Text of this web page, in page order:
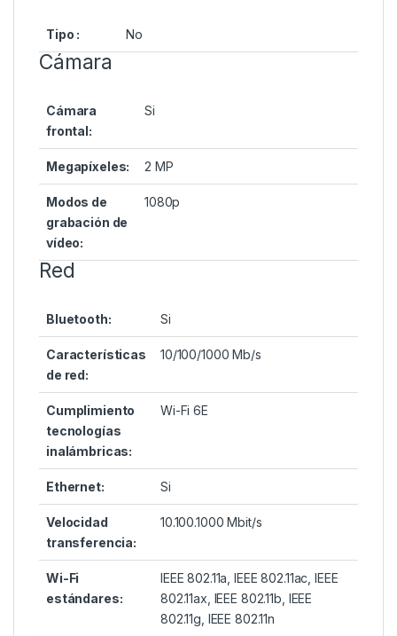
Tipo : No
Cámara
Cámara
frontal:
Si
Megapíxeles: 2 MP
Modos de
grabación de
vídeo:
1080p
Red
Bluetooth: Si
Características
de red:
10/100/1000 Mb/s
Cumplimiento
tecnologías
inalámbricas:
Wi-Fi 6E
Ethernet: Si
Velocidad
transferencia:
10.100.1000 Mbit/s
Wi-Fi
estándares:
IEEE 802.11a, IEEE 802.11ac, IEEE
802.11ax, IEEE 802.11b, IEEE
802.11g, IEEE 802.11n